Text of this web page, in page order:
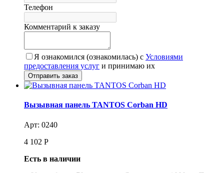
Телефон
Комментарий к заказу
Я ознакомился (ознакомилась) с Условиями
предоставления услуг и принимаю их
Вызывная панель TANTOS Corban HD
Арт: 0240
4 102 Р
Есть в наличии